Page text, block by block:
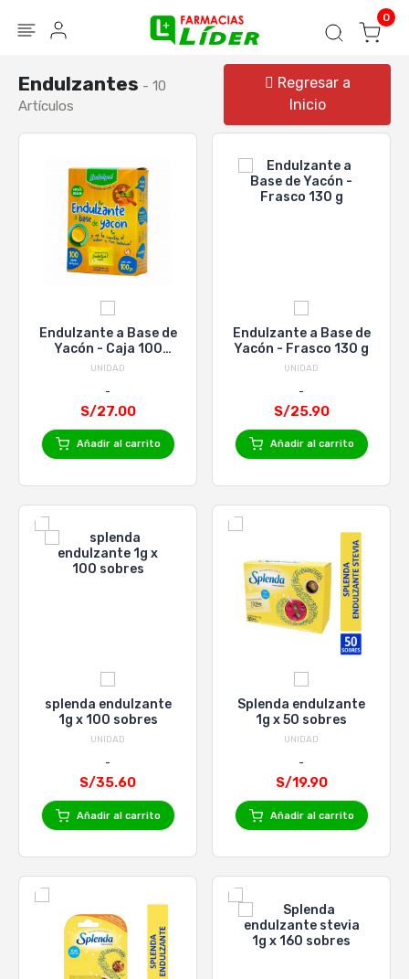
Seguir mi pedido 0
Endulzantes - 10
Artículos
Regresar a
Inicio
Endulzante a Base de
Yacón - Caja 100
Sobres
UNIDAD
S/27.00
Añadir al carrito
Endulzante a Base de
Yacón - Frasco 130 g
UNIDAD
S/25.90
Añadir al carrito
splenda endulzante
1g x 100 sobres
UNIDAD
S/35.60
Añadir al carrito
Splenda endulzante
1g x 50 sobres
UNIDAD
S/19.90
Añadir al carrito